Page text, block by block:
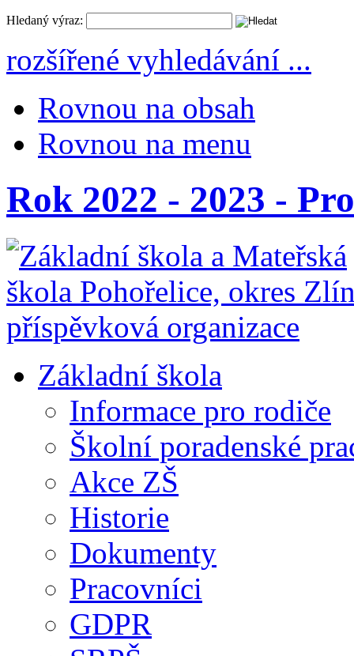
Hledaný výraz:
rozšířené vyhledávání ...
Rovnou na obsah
Rovnou na menu
Rok 2022 - 2023 -
Základní škola
Informace pro rodiče
Školní poradenské
Akce ZŠ
Historie
Dokumenty
Pracovníci
GDPR